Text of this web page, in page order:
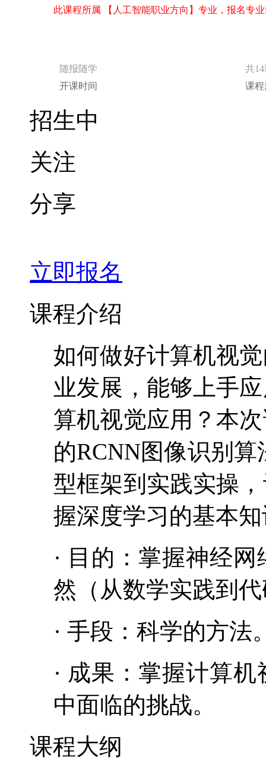
此课程所属 【人工智能职业方向】专业，报名专
随报随学
共
开课时间
课
招生中
关注
分享
立即报名
课程介绍
如何做好计算机视
业发展，能够上手
算机视觉应用？本
的RCNN图像识别
型框架到实践实操
握深度学习的基本
· 目的：掌握神经
然（从数学实践到
· 手段：科学的方
· 成果：掌握计算
中面临的挑战。
课程大纲